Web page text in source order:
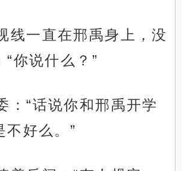
线一直在邢禹身上，没
你说什么？”
：“话说你和邢禹开学
不好么。”